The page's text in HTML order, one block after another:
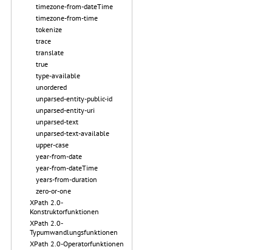
timezone-from-dateTime
timezone-from-time
tokenize
trace
translate
true
type-available
unordered
unparsed-entity-public-id
unparsed-entity-uri
unparsed-text
unparsed-text-available
upper-case
year-from-date
year-from-dateTime
years-from-duration
zero-or-one
XPath 2.0-
Konstruktorfunktionen
XPath 2.0-
Typumwandlungsfunktionen
XPath 2.0-Operatorfunktionen